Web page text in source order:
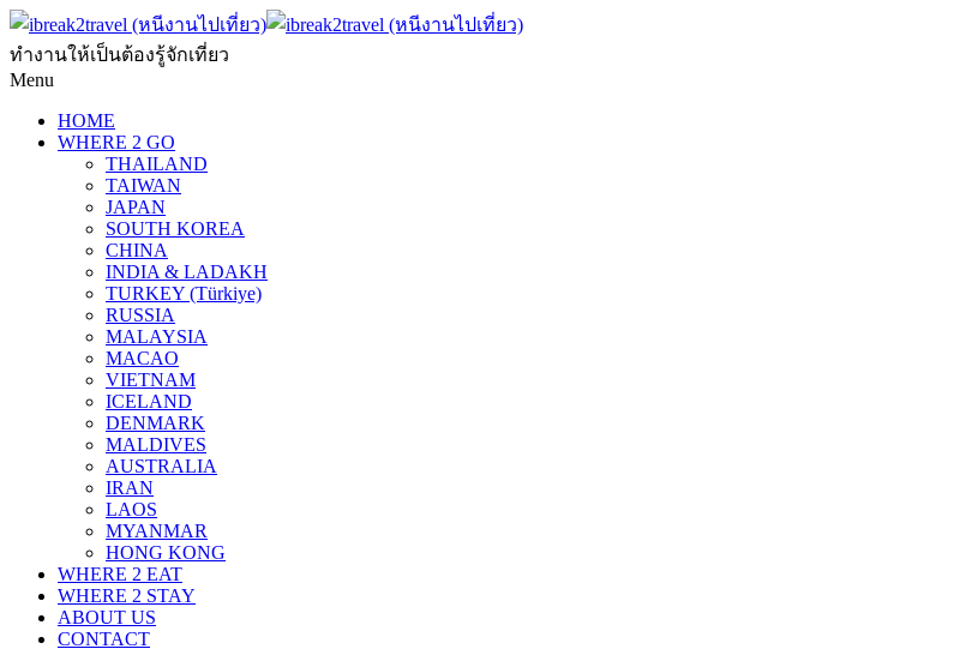
ทำงานให้เป็นต้องรู้จักเที่ยว
Menu
HOME
WHERE 2 GO
THAILAND
TAIWAN
JAPAN
SOUTH KOREA
CHINA
INDIA & LADAKH
TURKEY (Türkiye)
RUSSIA
MALAYSIA
MACAO
VIETNAM
ICELAND
DENMARK
MALDIVES
AUSTRALIA
IRAN
LAOS
MYANMAR
HONG KONG
WHERE 2 EAT
WHERE 2 STAY
ABOUT US
CONTACT